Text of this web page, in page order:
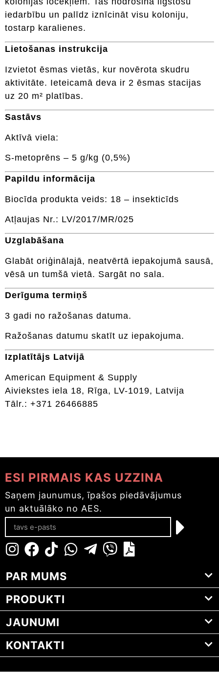
iedarbību un palīdz iznīcināt visu koloniju,
tostarp karalienes.
Lietošanas instrukcija
Izvietot ēsmas vietās, kur novērota skudru
aktivitāte. Ieteicamā deva ir 2 ēsmas stacijas
uz 20 m² platības.
Sastāvs
Aktīvā viela:
S-metoprēns – 5 g/kg (0,5%)
Papildu informācija
Biocīda produkta veids: 18 – insekticīds
Atļaujas Nr.: LV/2017/MR/025
Uzglabāšana
Glabāt oriģinālajā, neatvērtā iepakojumā sausā,
vēsā un tumšā vietā. Sargāt no sala.
Derīguma termiņš
3 gadi no ražošanas datuma.
Ražošanas datumu skatīt uz iepakojuma.
Izplatītājs Latvijā
American Equipment & Supply
Aiviekstes iela 18, Rīga, LV-1019, Latvija
Tālr.: +371 26466885
PAR MUMS
PRODUKTI
JAUNUMI
KONTAKTI
ESI PIRMAIS KAS UZZINA
Saņem jaunumus, īpašos piedāvājumus
un aktuālāko no AES.